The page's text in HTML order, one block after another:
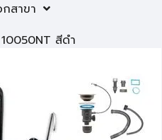
กสาขา
สีดำ